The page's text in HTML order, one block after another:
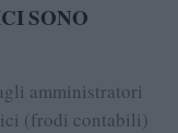
SONO
amministratori
(frodi contabili)